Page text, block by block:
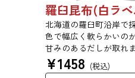
羅臼昆布(白ラ
北海道の羅臼町沿岸で
色で幅広く軟らかいの
甘みのあるだしが取れ
みもっちりした食感が
で評価の高い高級昆布
¥1458 (税込)